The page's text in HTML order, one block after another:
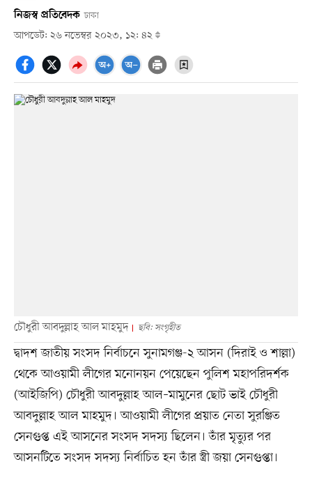
নিজস্ব প্রতিবেদক ঢাকা
আপডেট: ২৬ নভেম্বর ২০২৩, ১২: ৪২
চৌধুরী আবদুল্লাহ আল মাহমুদ ছবি: সংগৃহীত
দ্বাদশ জাতীয় সংসদ নির্বাচনে সুনামগঞ্জ-২ আসন (দিরাই ও শাল্লা)
থেকে আওয়ামী লীগের মনোনয়ন পেয়েছেন পুলিশ মহাপরিদর্শক
(আইজিপি) চৌধুরী আবদুল্লাহ আল–মামুনের ছোট ভাই চৌধুরী
আবদুল্লাহ আল মাহমুদ। আওয়ামী লীগের প্রয়াত নেতা সুরঞ্জিত
সেনগুপ্ত এই আসনের সংসদ সদস্য ছিলেন। তাঁর মৃত্যুর পর
আসনটিতে সংসদ সদস্য নির্বাচিত হন তাঁর স্ত্রী জয়া সেনগুপ্তা।